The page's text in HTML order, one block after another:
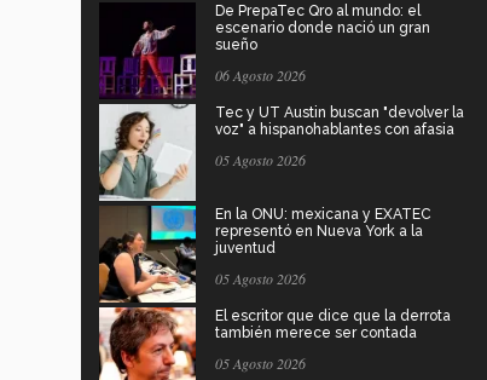
De PrepaTec Qro al mundo: el
escenario donde nació un gran
sueño
06 Agosto 2026
Tec y UT Austin buscan "devolver la
voz" a hispanohablantes con afasia
05 Agosto 2026
En la ONU: mexicana y EXATEC
representó en Nueva York a la
juventud
05 Agosto 2026
El escritor que dice que la derrota
también merece ser contada
05 Agosto 2026